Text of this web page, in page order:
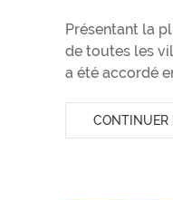
Présentant la
de toutes les
a été accordé
CONTINUER